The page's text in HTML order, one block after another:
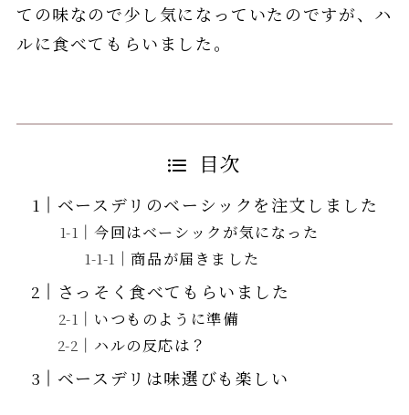
ての味なので少し気になっていたのですが、ハ
ルに食べてもらいました。
目次
ベースデリのベーシックを注文しました
今回はベーシックが気になった
商品が届きました
さっそく食べてもらいました
いつものように準備
ハルの反応は？
ベースデリは味選びも楽しい